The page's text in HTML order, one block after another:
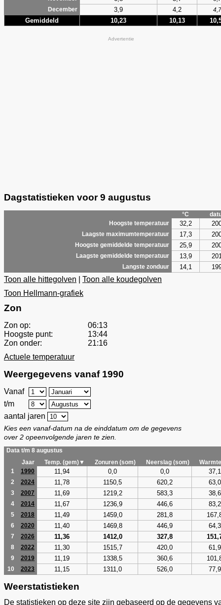
December
3,9 4,2 4,7
Gemiddeld 10,23 10,13
Advertentie
Dagstatistieken voor 9 augustus
°C
Hoogste temperatuur
32,2
Laagste maximumtemperatuur 17,3
Hoogste gemiddelde temperatuur 25,9
Laagste gemiddelde temperatuur 13,9
Langste zonduur 14,1
Toon alle hittegolven
Toon alle koudegolven
Toon Hellmann-grafiek
Zon
Zon op:
06:13
Hoogste punt:
13:44
Zon onder:
21:16
Actuele temperatuur
Weergegevens vanaf 1990
Vanaf
t/m
aantal jaren
Kies een vanaf-datum na de einddatum om de gegevens
over 2 opeenvolgende jaren te zien.
Data t/m 8 augustus
Jaar
Temp. (gem)▼ Zonuren (som) Neerslag (som)
1
1990 11,94 0,0 0,0 37,1
2 2024 11,78 1150,5 620,2 63,0
3 2007 11,69 1219,2 583,3 38,6
4 2014 11,67 1236,9 446,6 83,2
5 2018 11,49 1459,0 281,8
6 2020 11,40 1469,8 446,9 64,3
7 2026 11,36 1412,0 327,8
8 2022 11,30 1515,7 420,0 61,9
9 2019 11,19 1338,5 360,6
10 2023 11,15 1311,0 526,0 77,9
Weerstatistieken
De statistieken op deze site zijn gebaseerd op de gegevens